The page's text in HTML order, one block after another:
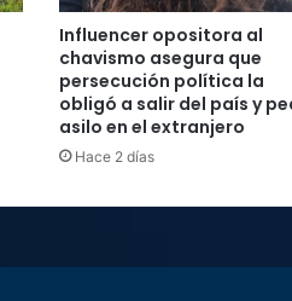
Influencer opositora al
chavismo asegura que
persecución política la
obligó a salir del país y
asilo en el extranjero
Hace 2 días